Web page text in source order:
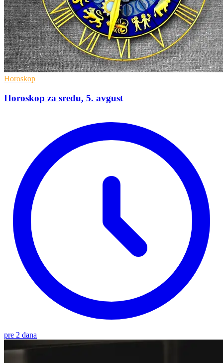
Horoskop
Horoskop za sredu, 5. avgust
pre 2 dana